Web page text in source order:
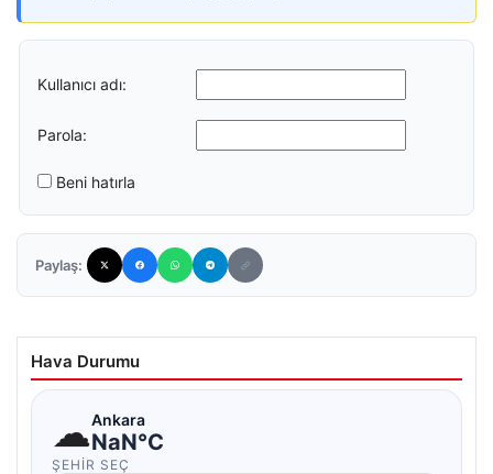
Kullanıcı adı:
Parola:
Beni hatırla
Paylaş:
Hava Durumu
☁Ankara
NaN°C
ŞEHIR SEÇ